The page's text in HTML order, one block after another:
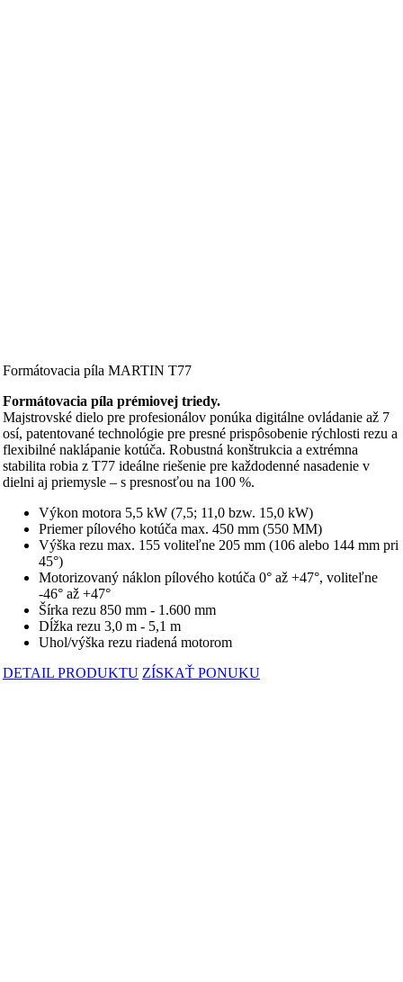
Formátovacia píla MARTIN T77
Formátovacia píla prémiovej triedy.
Majstrovské dielo pre profesionálov ponúka digitálne ovládanie až 7
osí, patentované technológie pre presné prispôsobenie rýchlosti rezu a
flexibilné naklápanie kotúča. Robustná konštrukcia a extrémna
stabilita robia z T77 ideálne riešenie pre každodenné nasadenie v
dielni aj priemysle – s presnosťou na 100 %.
Výkon motora 5,5 kW (7,5; 11,0 bzw. 15,0 kW)
Priemer pílového kotúča max. 450 mm (550 MM)
Výška rezu max. 155 voliteľne 205 mm (106 alebo 144 mm pri
45°)
Motorizovaný náklon pílového kotúča 0° až +47°, voliteľne
-46° až +47°
Šírka rezu 850 mm - 1.600 mm
Dĺžka rezu 3,0 m - 5,1 m
Uhol/výška rezu riadená motorom
DETAIL PRODUKTU ZÍSKAŤ PONUKU